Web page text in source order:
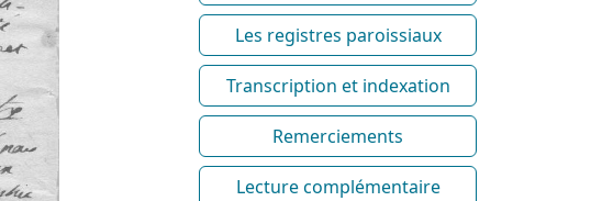
Les registres paroissiaux
Transcription et indexation
Remerciements
Lecture complémentaire